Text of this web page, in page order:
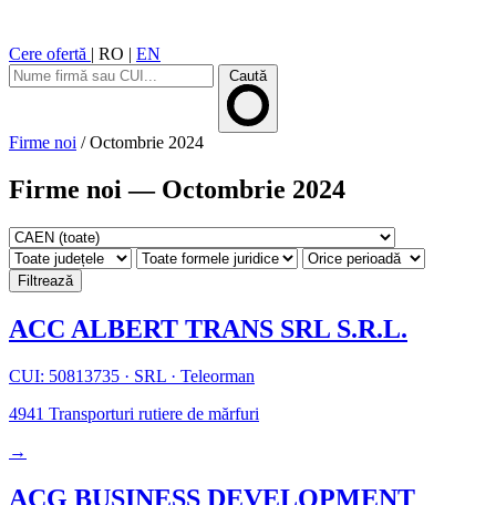
Cere ofertă | RO | EN
Caută
Firme noi / Octombrie 2024
Firme noi — Octombrie 2024
Filtrează
ACC ALBERT TRANS SRL S.R.L.
CUI: 50813735 · SRL · Teleorman
4941 Transporturi rutiere de mărfuri
→
ACG BUSINESS DEVELOPMENT